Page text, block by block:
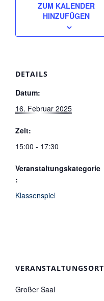
ZUM KALENDER
HINZUFÜGEN
DETAILS
Datum:
16. Februar 2025
Zeit:
15:00 - 17:30
Veranstaltungskategorie
:
Klassenspiel
VERANSTALTUNGSORT
Großer Saal